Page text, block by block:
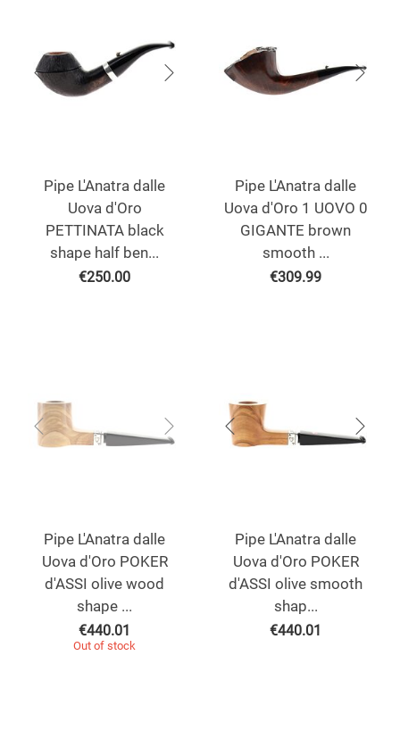
Pipe L'Anatra dalle
Uova d'Oro
PETTINATA black
shape half ben...
€250.00
Pipe L'Anatra dalle
Uova d'Oro 1 UOVO 0
GIGANTE brown
smooth ...
€309.99
Pipe L'Anatra dalle
Uova d'Oro POKER
d'ASSI olive wood
shape ...
€440.01
Out of stock
Pipe L'Anatra dalle
Uova d'Oro POKER
d'ASSI olive smooth
shap...
€440.01